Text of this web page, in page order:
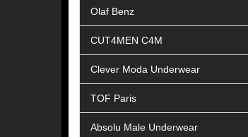
Olaf Benz
CUT4MEN C4M
Clever Moda Underwear
TOF Paris
Absolu Male Underwear